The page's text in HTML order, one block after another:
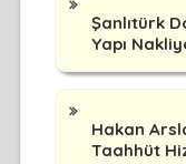
Şanlıtürk
Yapı
Hakan
Taahhüt